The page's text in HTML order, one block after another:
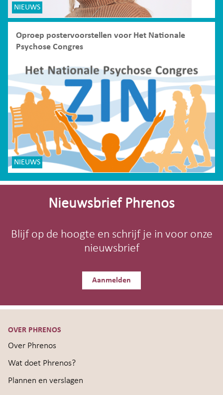
NIEUWS
Oproep postervoorstellen voor Het Nationale
Psychose Congres
NIEUWS
Site-
Nieuwsbrief Phrenos
Blijf op de hoogte en schrijf je in voor onze
nieuwsbrief
Aanmelden
OVER PHRENOS
Over Phrenos
Wat doet Phrenos?
Plannen en verslagen